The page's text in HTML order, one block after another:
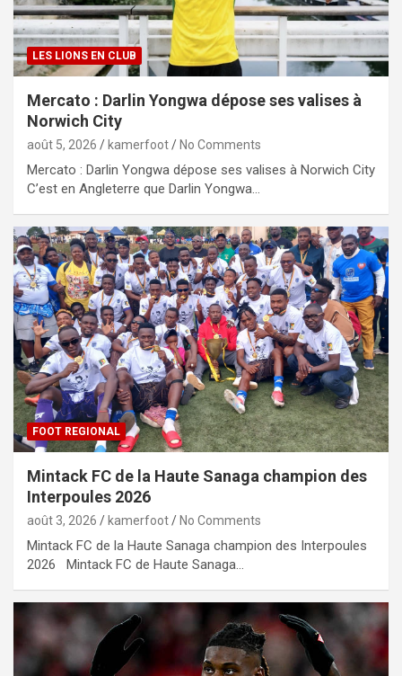
LES LIONS EN CLUB
Mercato : Darlin Yongwa dépose ses valises à
Norwich City
août 5, 2026 kamerfoot No Comments
Mercato : Darlin Yongwa dépose ses valises à Norwich City
C’est en Angleterre que Darlin Yongwa…
FOOT REGIONAL
Mintack FC de la Haute Sanaga champion des
Interpoules 2026
août 3, 2026 kamerfoot No Comments
Mintack FC de la Haute Sanaga champion des Interpoules
2026 Mintack FC de Haute Sanaga…